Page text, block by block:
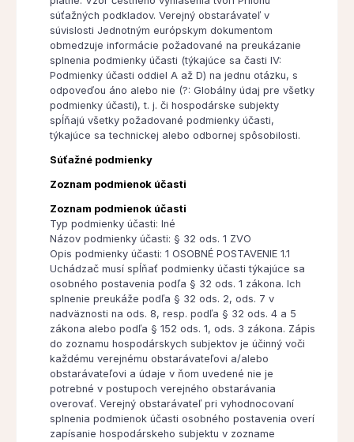
súťažných podkladov. Verejný obstarávateľ v
súvislosti Jednotným európskym dokumentom
obmedzuje informácie požadované na preukázanie
splnenia podmienky účasti (týkajúce sa časti IV:
Podmienky účasti oddiel A až D) na jednu otázku, s
odpoveďou áno alebo nie (?: Globálny údaj pre všetky
podmienky účasti), t. j. či hospodárske subjekty
spĺňajú všetky požadované podmienky účasti,
týkajúce sa technickej alebo odbornej spôsobilosti.
Súťažné podmienky
Zoznam podmienok účasti
Zoznam podmienok účasti
Typ podmienky účasti: Iné
Názov podmienky účasti: § 32 ods. 1 ZVO
Opis podmienky účasti: 1 OSOBNÉ POSTAVENIE 1.1
Uchádzač musí spĺňať podmienky účasti týkajúce sa
osobného postavenia podľa § 32 ods. 1 zákona. Ich
splnenie preukáže podľa § 32 ods. 2, ods. 7 v
nadväznosti na ods. 8, resp. podľa § 32 ods. 4 a 5
zákona alebo podľa § 152 ods. 1, ods. 3 zákona. Zápis
do zoznamu hospodárskych subjektov je účinný voči
každému verejnému obstarávateľovi a/alebo
obstarávateľovi a údaje v ňom uvedené nie je
potrebné v postupoch verejného obstarávania
overovať. Verejný obstarávateľ pri vyhodnocovaní
splnenia podmienok účasti osobného postavenia overí
zapísanie hospodárskeho subjektu v zozname